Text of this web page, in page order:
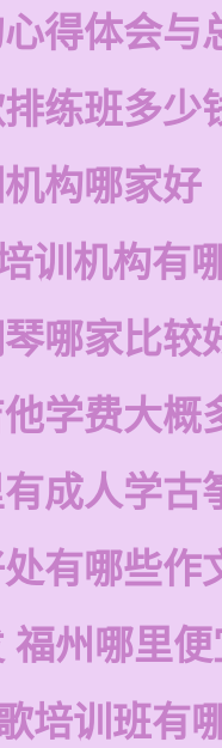
得体会与
练班多少
构哪家好
训机构有
哪家比较
学费大概
成人学古
有哪些作
福州哪里
培训班有